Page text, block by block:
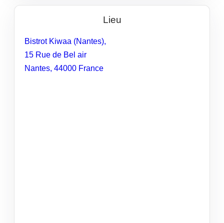
Lieu
Bistrot Kiwaa (Nantes),
15 Rue de Bel air
Nantes, 44000 France